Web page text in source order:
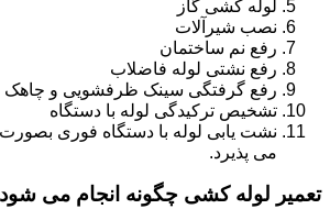
لوله کشی گاز
نصب شیرآلات
رفع نم ساختمان
رفع نشتی لوله فاضلاب
رفع گرفتگی سینک ظرفشویی و چاهک
تشخیص ترکیدگی لوله با دستگاه
نشت یابی لوله با دستگاه فوری بصورت
می پذیرد.
تعمیر لوله کشی چگونه انجام می